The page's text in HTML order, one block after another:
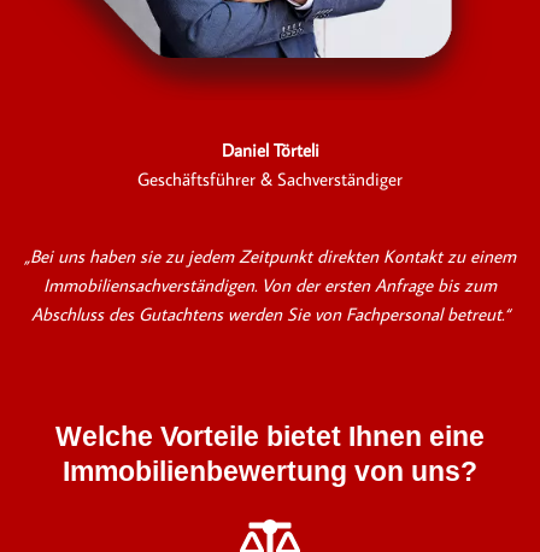
Daniel Törteli
Geschäftsführer & Sachverständiger
„Bei uns haben sie zu jedem Zeitpunkt direkten Kontakt zu einem
Immobiliensachverständigen. Von der ersten Anfrage bis zum
Abschluss des Gutachtens werden Sie von Fachpersonal betreut.“
Welche Vorteile bietet Ihnen eine
Immobilienbewertung von uns?